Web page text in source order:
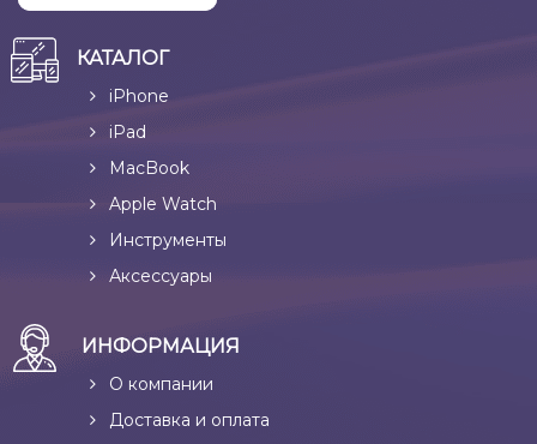
КАТАЛОГ
iPhone
iPad
MacBook
Apple Watch
Инструменты
Аксессуары
ИНФОРМАЦИЯ
О компании
Доставка и оплата